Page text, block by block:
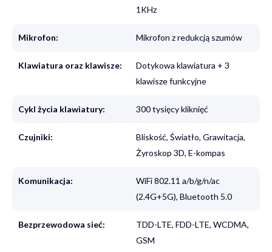
1KHz
Mikrofon: Mikrofon z redukcją szumów
Klawiatura oraz klawisze:
Dotykowa klawiatura + 3
klawisze funkcyjne
Cykl życia klawiatury: 300 tysięcy kliknięć
Czujniki:
Bliskość, Światło, Grawitacja,
Żyroskop 3D, E-kompas
Komunikacja:
WiFi 802.11 a/b/g/n/ac
(2.4G+5G), Bluetooth 5.0
Bezprzewodowa sieć:
TDD-LTE, FDD-LTE, WCDMA,
GSM